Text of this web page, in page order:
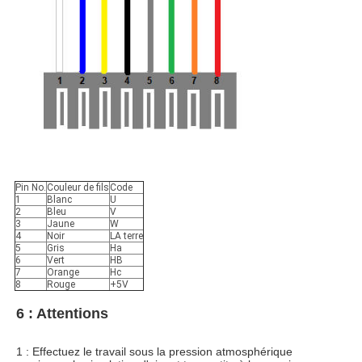
Pin No. Couleur de fils Code
1
Blanc
U
2
Bleu
V
3
Jaune
W
4
Noir
LA terre
5
Gris
Ha
6
Vert
HB
7
Orange
Hc
8
Rouge +5V
6 : Attentions
1 : Effectuez le travail sous la pression atmosphérique